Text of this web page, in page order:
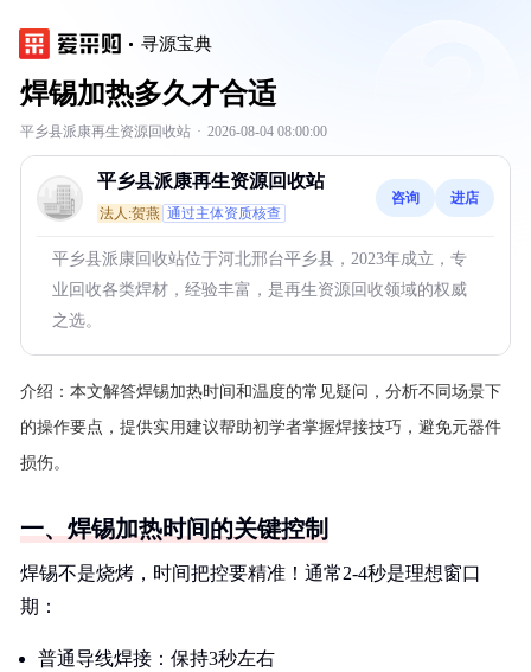
寻源宝典
焊锡加热多久才合适
平乡县派康再生资源回收站 · 2026-08-04 08:00:00
平乡县派康再生资源回收站
法人:贺燕 通过主体资质核查
咨询 进店
平乡县派康回收站位于河北邢台平乡县，2023年成立，专
业回收各类焊材，经验丰富，是再生资源回收领域的权威
之选。
介绍： 本文解答焊锡加热时间和温度的常见疑问，分析不同场景下
的操作要点，提供实用建议帮助初学者掌握焊接技巧，避免元器件
损伤。
一、焊锡加热时间的关键控制
焊锡不是烧烤，时间把控要精准！通常2-4秒是理想窗口
期：
普通导线焊接：保持3秒左右